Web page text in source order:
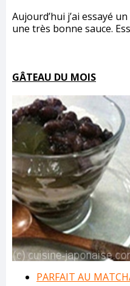
Aujourd’hui j’ai essayé
une très bonne sauce.
GÂTEAU DU MOIS
PARFAIT AU